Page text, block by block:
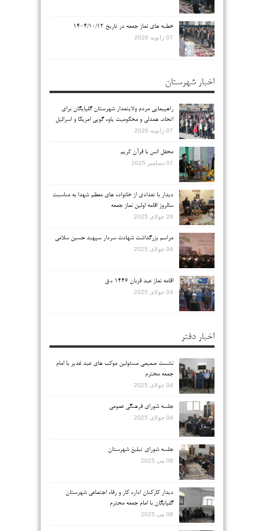
خطبه های نماز جمعه در تاریخ ۱۴۰۴/۱۰/۱۲
07 ژانویه 2026
اخبار شهرستان
راهپیمایی مردم ولایتمدار شهرستان گلپایگان برای
اتحاد، همدلی و محکومیت یاوه گویی امریکا و اسرائیل
07 ژانویه 2026
محفل انس با قرآن کریم
07 دسامبر 2025
دیدار با تعدادی از خانواده های معظم شهدا به مناسبت
سالروز اقامه اولین نماز جمعه
28 جولای 2025
مراسم بزرگداشت شهادت سردار سپهبد حسین سلامی
04 جولای 2025
اقامه نماز عید قربان ۱۴۴۶ ه.ق
04 جولای 2025
اخبار دفتر
نشست صمیمی مسئولین موکب های عید غدیر با امام
جمعه محترم
04 جولای 2025
جلسه شورای فرهنگی عمومی
04 جولای 2025
جلسه شورای تبلیغ شهرستان
08 می 2025
دیدار کارکنان اداره کار و رفاه اجتماعی شهرستان
گلپایگان با امام جمعه محترم
08 می 2025